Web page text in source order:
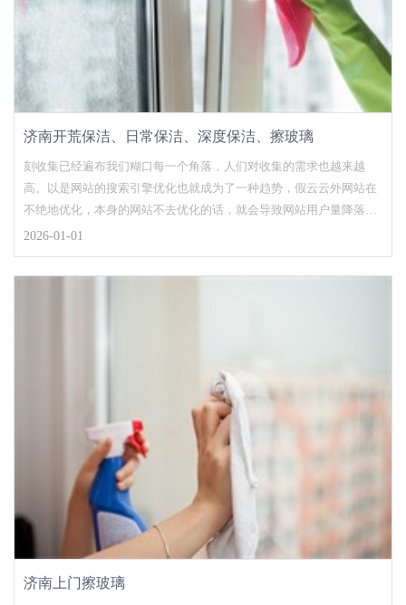
济南开荒保洁、日常保洁、深度保洁、擦玻璃
刻收集已经遍布我们糊口每一个角落，人们对收集的需求也越来越
高。以是网站的搜索引擎优化也就成为了一种趋势，假云云外网站在
不绝地优化，本身的网站不去优化的话，就会导致网站用户量降落。
并且网站搜索引擎优化之...
2026-01-01
济南上门擦玻璃